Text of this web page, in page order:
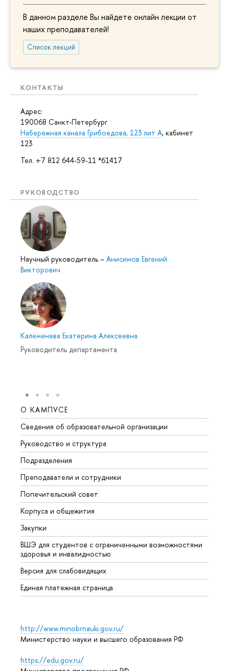
В данном разделе Вы найдете онлайн лекции от
наших преподавателей!
Список лекций
КОНТАКТЫ
Адрес:
190068 Санкт-Петербург
Набережная канала Грибоедова, 123 лит А, кабинет
123
Тел. +7 812 644-59-11 *61417
РУКОВОДСТВО
Научный руководитель – Анисимов Евгений
Викторович
Калеменева Екатерина Алексеевна
Руководитель департамента
О КАМПУСЕ
Сведения об образовательной организации
Руководство и структура
Подразделения
Преподаватели и сотрудники
Попечительский совет
Корпуса и общежития
Закупки
ВШЭ для студентов с ограниченными возможностями
здоровья и инвалидностью
Версия для слабовидящих
Единая платежная страница
http://www.minobrnauki.gov.ru/
Министерство науки и высшего образования РФ
https://edu.gov.ru/